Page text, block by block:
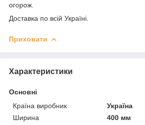
огорож.
Доставка по всій Україні.
Приховати
Характеристики
Основні
Країна виробник
Україна
Ширина
400 мм